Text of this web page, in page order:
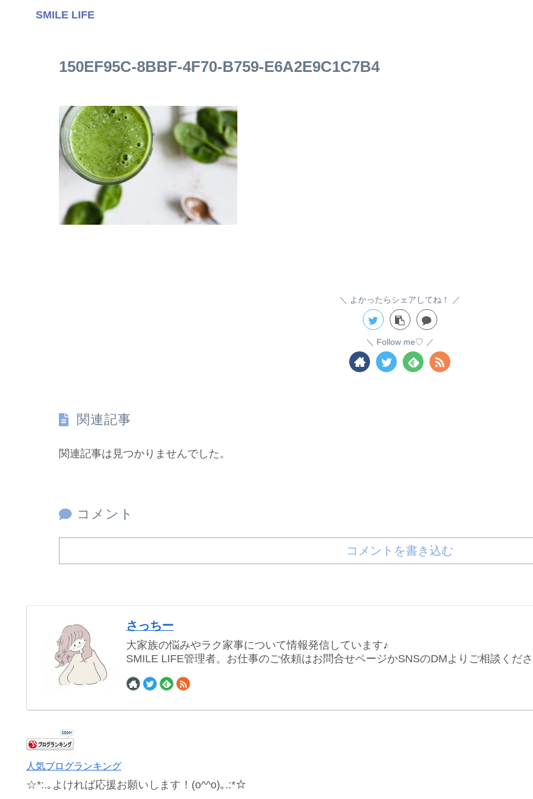
SMILE LIFE
150EF95C-8BBF-4F70-B759-E6A2E9C1C7B4
よかったらシェアしてね！
Follow me♡
関連記事
関連記事は見つかりませんでした。
コメント
コメントを書き込む
さっちー
大家族の悩みやラク家事について情報発信しています♪
SMILE LIFE管理者。お仕事のご依頼はお問合せページかSNSのDMよりご相談くだ
人気ブログランキング
☆*:.｡よければ応援お願いします！(o^^o)｡.:*☆